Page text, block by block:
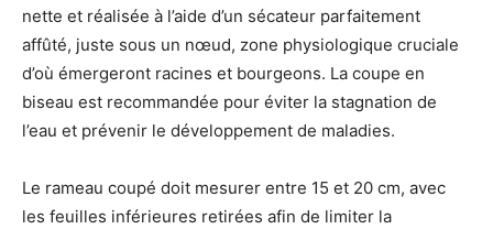
nette et réalisée à l’aide d’un sécateur parfaitement
affûté, juste sous un nœud, zone physiologique cruciale
d’où émergeront racines et bourgeons. La coupe en
biseau est recommandée pour éviter la stagnation de
l’eau et prévenir le développement de maladies.
Le rameau coupé doit mesurer entre 15 et 20 cm, avec
les feuilles inférieures retirées afin de limiter la